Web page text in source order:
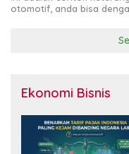
otomotif, anda bisa
Ekonomi Bisnis